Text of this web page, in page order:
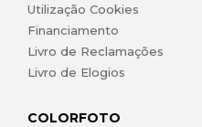
Utilização Cookies
Financiamento
Livro de Reclamações
Livro de Elogios
COLORFOTO